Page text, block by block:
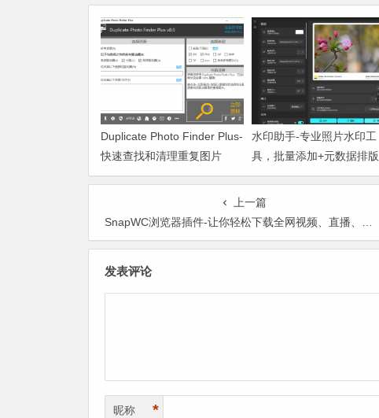
Duplicate Photo Finder Plus-
快速查找和清理重复图片
水印助手-专业照片水印工
具，批量添加+元数据排版
上一篇
SnapWC浏览器插件-让你轻松下载全网视频、直播、字幕与图片
发表评论
昵称 *